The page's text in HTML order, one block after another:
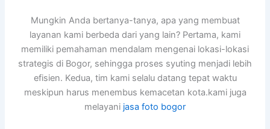
Mungkin Anda bertanya-tanya, apa yang membuat
layanan kami berbeda dari yang lain? Pertama, kami
memiliki pemahaman mendalam mengenai lokasi-lokasi
strategis di Bogor, sehingga proses syuting menjadi lebih
efisien. Kedua, tim kami selalu datang tepat waktu
meskipun harus menembus kemacetan kota.kami juga
melayani jasa foto bogor